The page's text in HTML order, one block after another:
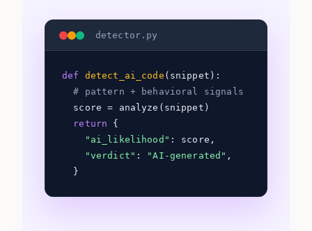
detector.py
def detect_ai_code (snippet):
# pattern + behavioral signals
score = analyze(snippet)
return
{
"ai_likelihood" : score,
"verdict" : "AI-generated" ,
}